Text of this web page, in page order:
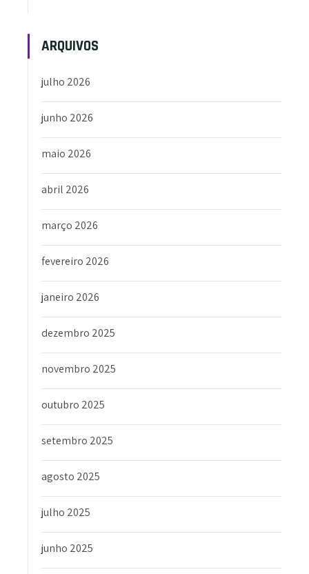
ARQUIVOS
julho 2026
junho 2026
maio 2026
abril 2026
março 2026
fevereiro 2026
janeiro 2026
dezembro 2025
novembro 2025
outubro 2025
setembro 2025
agosto 2025
julho 2025
junho 2025